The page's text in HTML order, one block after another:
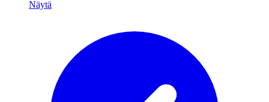
Näytä